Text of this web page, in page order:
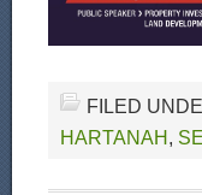
FILED
HARTANAH,